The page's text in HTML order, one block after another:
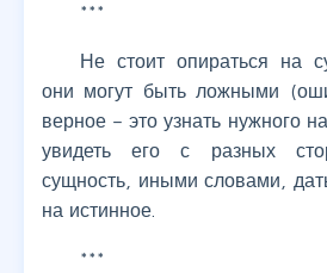
***
Не стоит опираться на
они могут быть ложными
верное – это узнать нужного
увидеть его с разных
сущность, иными словами,
на истинное.
***